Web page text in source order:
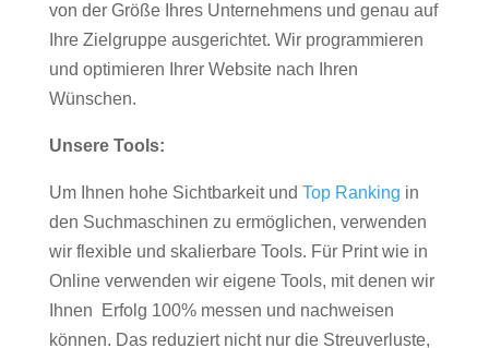
von der Größe Ihres Unternehmens und genau auf
Ihre Zielgruppe ausgerichtet. Wir programmieren
und optimieren Ihrer Website nach Ihren
Wünschen.
Unsere Tools:
Um Ihnen hohe Sichtbarkeit und Top Ranking in
den Suchmaschinen zu ermöglichen, verwenden
wir flexible und skalierbare Tools. Für Print wie in
Online verwenden wir eigene Tools, mit denen wir
Ihnen Erfolg 100% messen und nachweisen
können. Das reduziert nicht nur die Streuverluste,